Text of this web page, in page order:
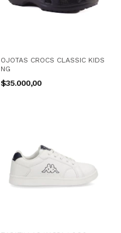
OJOTAS CROCS CLASSIC KIDS
NG
$35.000,00